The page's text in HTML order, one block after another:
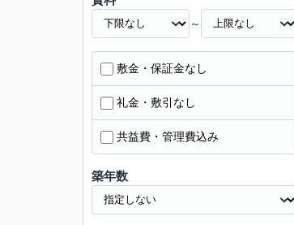
～
敷金・保証金なし
礼金・敷引なし
共益費・管理費込み
築年数